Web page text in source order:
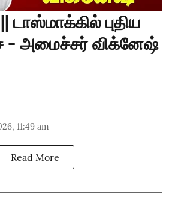
டாஸ்மாக்கில் புதிய
- அமைச்சர் விக்னேஷ்
11:49 am
Read More